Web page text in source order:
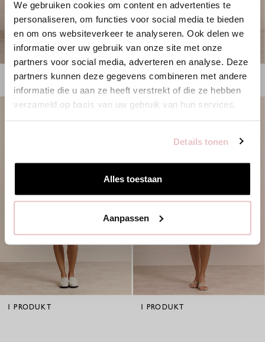
We gebruiken cookies om content en advertenties te
personaliseren, om functies voor social media te bieden
en om ons websiteverkeer te analyseren. Ook delen we
informatie over uw gebruik van onze site met onze
partners voor social media, adverteren en analyse. Deze
partners kunnen deze gegevens combineren met andere
informatie die u aan ze heeft verstrekt of die ze hebben
verzameld op basis van uw gebruik van hun services.
Details tonen
Alles toestaan
Aanpassen
PRODUKT 1 PRODUKT
1 PRODUKT 1 PRODUKT
ANNELOES
Es scheint, dass du uns von einem anderen Land aus
Bist du am richtigen Ort?
Zur niederländischen Seite wechseln